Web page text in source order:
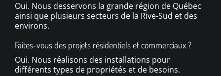
Oui. Nous desservons la grande région de Québec
ainsi que plusieurs secteurs de la Rive-Sud et des
environs.
Faites-vous des projets résidentiels et commerciaux ?
Oui. Nous réalisons des installations pour
différents types de propriétés et de besoins.